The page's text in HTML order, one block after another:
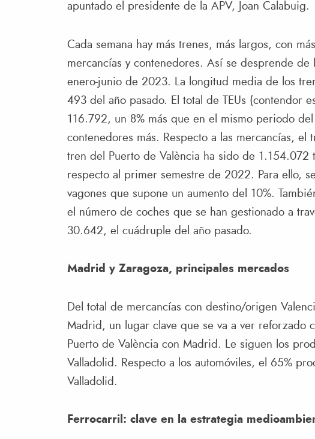
apuntado el presidente de la APV, Joan Calabuig.
Cada semana hay más trenes, más largos, con
mercancías y contenedores. Así se desprende
enero-junio de 2023. La longitud media de los
493 del año pasado. El total de TEUs (contendor
116.792, un 8% más que en el mismo periodo
contenedores más. Respecto a las mercancías,
tren del Puerto de València ha sido de 1.154.072
respecto al primer semestre de 2022. Para ello,
vagones que supone un aumento del 10%.
el número de coches que se han gestionado a
30.642, el cuádruple del año pasado.
Madrid y Zaragoza, principales mercados
Del total de mercancías con destino/origen
Madrid, un lugar clave que se va a ver reforzado
Puerto de València con Madrid. Le siguen los
Valladolid. Respecto a los automóviles, el 65%
Valladolid.
Ferrocarril: clave en la estrategia